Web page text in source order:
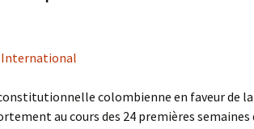
International
colombienne en faveur de la
au cours des 24 premières semaines